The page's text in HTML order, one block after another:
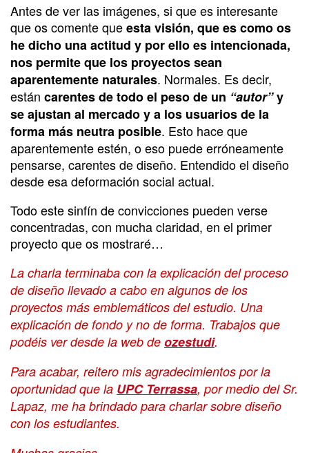
Antes de ver las imágenes, si que es interesante
que os comente queesta visión, que es como os
he dicho una actitud y por ello es intencionada,
nos permite que los proyectos sean
aparentemente naturales. Normales. Es decir,
están carentes de todo el peso de un “autor”y
se ajustan al mercado y a los usuarios de la
forma más neutra posible. Esto hace que
aparentemente estén, o eso puede erróneamente
pensarse, carentes de diseño. Entendido el diseño
desde esa deformación social actual.
Todo este sinfín de convicciones pueden verse
concentradas, con mucha claridad, en el primer
proyecto que os mostraré…
La charla terminaba con la explicación del proceso
de diseño llevado a cabo en algunos de los
proyectos más emblemáticos del estudio. Una
explicación de fondo y no de forma. Trabajos que
podéis ver desde la web de ozestudi.
Para acabar, reitero mis agradecimientos por la
oportunidad que la UPC Terrassa, por medio del Sr.
Lapaz, me ha brindado para charlar sobre diseño
con los estudiantes.